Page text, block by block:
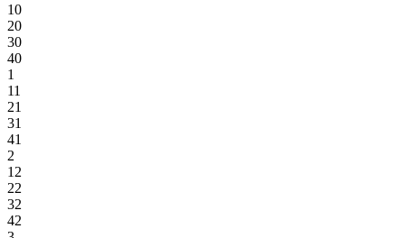
10
20
30
40
1
11
21
31
41
2
12
22
32
42